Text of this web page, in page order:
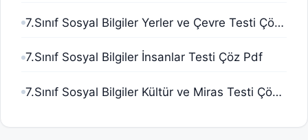
7.Sınıf Sosyal Bilgiler Yerler ve Çevre Testi Çöz Pdf
7.Sınıf Sosyal Bilgiler İnsanlar Testi Çöz Pdf
7.Sınıf Sosyal Bilgiler Kültür ve Miras Testi Çöz Pdf